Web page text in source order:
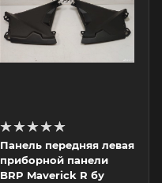
Панель передняя левая
приборной панели
BRP Maverick R бу